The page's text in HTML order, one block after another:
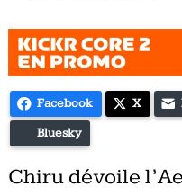
Facebook X
Bluesky
Chiru dévoile